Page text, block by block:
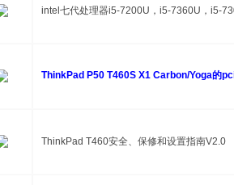
intel七代处理器i5-7200U，i5-7360U，i5-
ThinkPad P50 T460S X1 Carbon/Yoga的
ThinkPad T460安全、保修和设置指南V2.0